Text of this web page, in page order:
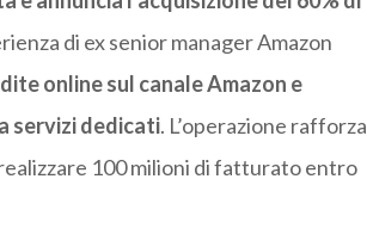
di ex senior manager Amazon
online sul canale Amazon e
servizi dedicati. L’operazione rafforza
100 milioni di fatturato entro